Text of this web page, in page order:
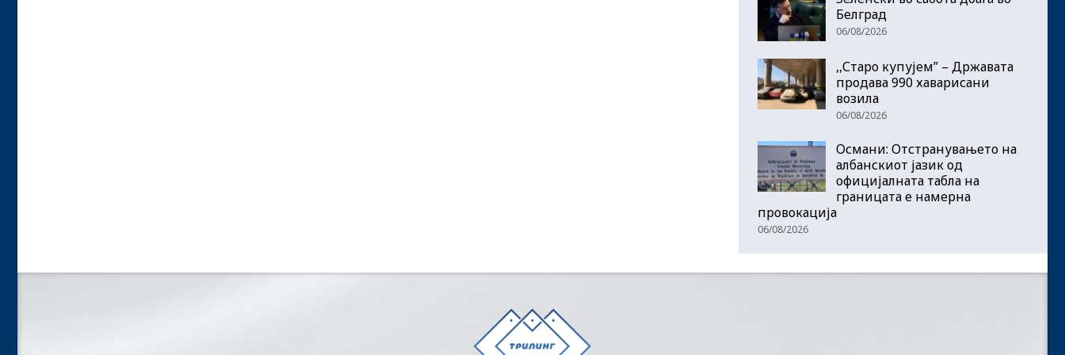
Белград
06/08/2026
,,Старо купујем” – Државата
продава 990 хаварисани
возила
06/08/2026
Османи: Отстранувањето на
албанскиот јазик од
официјалната табла на
границата е намерна
провокација
06/08/2026